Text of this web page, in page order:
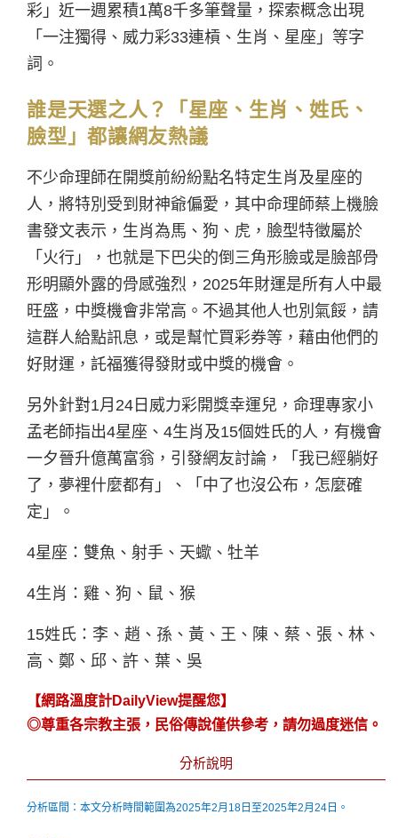
彩」近一週累積1萬8千多筆聲量，探索概念出現
「一注獨得、威力彩33連槓、生肖、星座」等字
詞。
誰是天選之人？「星座、生肖、姓氏、
臉型」都讓網友熱議
不少命理師在開獎前紛紛點名特定生肖及星座的
人，將特別受到財神爺偏愛，其中命理師蔡上機臉
書發文表示，生肖為馬、狗、虎，臉型特徵屬於
「火行」，也就是下巴尖的倒三角形臉或是臉部骨
形明顯外露的骨感強烈，2025年財運是所有人中最
旺盛，中獎機會非常高。不過其他人也別氣餒，請
這群人給點訊息，或是幫忙買彩券等，藉由他們的
好財運，託福獲得發財或中獎的機會。
另外針對1月24日威力彩開獎幸運兒，命理專家小
孟老師指出4星座、4生肖及15個姓氏的人，有機會
一夕晉升億萬富翁，引發網友討論，「我已經躺好
了，夢裡什麼都有」、「中了也沒公布，怎麼確
定」。
4星座：雙魚、射手、天蠍、牡羊
4生肖：雞、狗、鼠、猴
15姓氏：李、趙、孫、黃、王、陳、蔡、張、林、
高、鄭、邱、許、葉、吳
【網路溫度計DailyView提醒您】
◎尊重各宗教主張，民俗傳說僅供參考，請勿過度迷信。
分析說明
分析區間：本文分析時間範圍為2025年2月18日至2025年2月24日。